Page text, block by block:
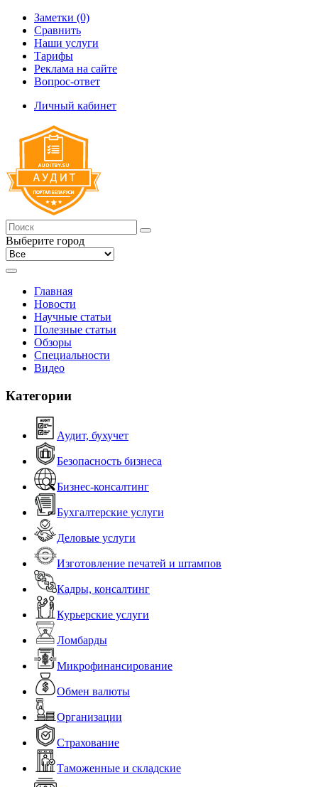
Заметки (0)
Сравнить
Наши услуги
Тарифы
Реклама на сайте
Вопрос-ответ
Личный кабинет
Выберите город
Главная
Новости
Научные статьи
Полезные статьи
Обзоры
Специальности
Видео
Категории
Аудит, бухучет
Безопасность бизнеса
Бизнес-консалтинг
Бухгалтерские услуги
Деловые услуги
Изготовление печатей и штампов
Кадры, консалтинг
Курьерские услуги
Ломбарды
Микрофинансирование
Обмен валюты
Организации
Страхование
Таможенные и складские